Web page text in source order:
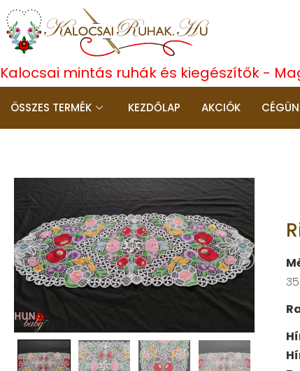
Kalocsai mintás ruhák és kiegészítők -
ÖSSZES TERMÉK KEZDŐLAP AKCIÓK